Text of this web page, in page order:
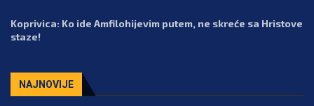
Koprivica: Ko ide Amfilohijevim putem, ne skreće sa Hristove
staze!
NAJNOVIJE